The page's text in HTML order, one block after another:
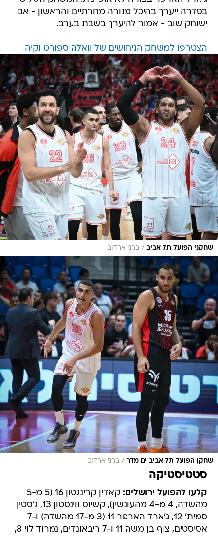
בסדרה ייערך בהיכל מנורה מחרתיים והראשון - אם
ישוחק שוב - אמור להיערך בשבת בערב.
הצטרפו למשחק הניחושים של וואלה ספורט וקיה
שחקני הפועל תל אביב / ברני ארדוב
שחקן הפועל תל אביב ים מדר / ברני ארדוב
סטטיסטיקה
קלעו להפועל ירושלים:
קאדין קרינגטון 16 (5 מ-5
מהשדה, 4 מ-4 מהעונשין), קשיוס ווינסטון 13, ג'סטין
סמית' 12, ג'ארד הארפר 11 (3 מ-17 מהשדה) ו-7
אסיסטים, צוף בן משה 11 ו-7 ריבאונדים, נמרוד לוי 8,